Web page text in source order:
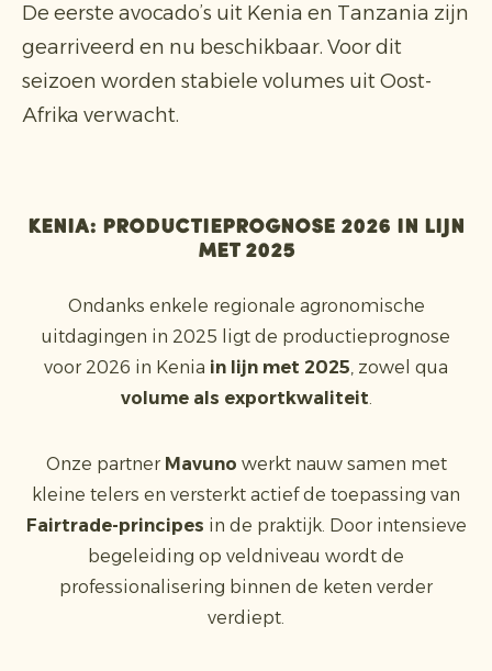
De eerste avocado’s uit Kenia en Tanzania zijn
gearriveerd en nu beschikbaar. Voor dit
seizoen worden stabiele volumes uit Oost-
Afrika verwacht.
Kenia: productieprognose 2026 in lijn
met 2025
Ondanks enkele regionale agronomische
uitdagingen in 2025 ligt de productieprognose
voor 2026 in Kenia in lijn met 2025, zowel qua
volume als exportkwaliteit.
Onze partner Mavuno werkt nauw samen met
kleine telers en versterkt actief de toepassing van
Fairtrade-principes in de praktijk. Door intensieve
begeleiding op veldniveau wordt de
professionalisering binnen de keten verder
verdiept.